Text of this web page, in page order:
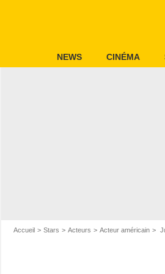
NEWS CINÉMA
Accueil Stars Acteurs Acteur américain